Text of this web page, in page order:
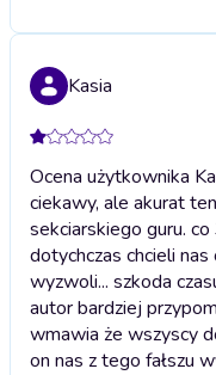
Kasia
Ocena użytkownika
ciekawy, ale akurat
sekciarskiego guru.
dotychczas chcieli nas
wyzwoli... szkoda
autor bardziej
wmawia że wszyscy
on nas z tego fałszu